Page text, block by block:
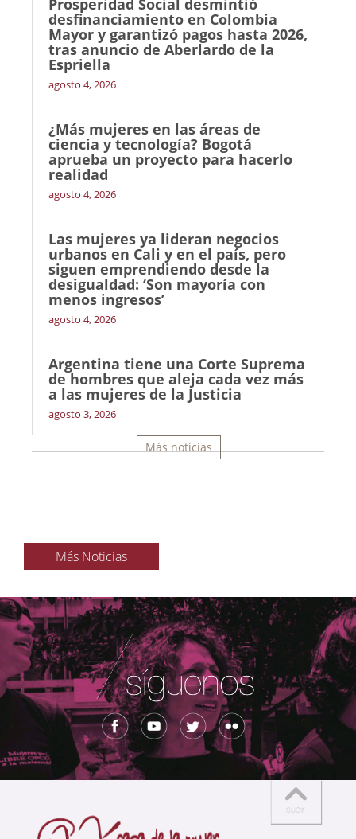
Prosperidad Social desmintió
desfinanciamiento en Colombia
Mayor y garantizó pagos hasta 2026,
tras anuncio de Aberlardo de la
Espriella
agosto 4, 2026
¿Más mujeres en las áreas de
ciencia y tecnología? Bogotá
aprueba un proyecto para hacerlo
realidad
agosto 4, 2026
Las mujeres ya lideran negocios
urbanos en Cali y en el país, pero
siguen emprendiendo desde la
desigualdad: ‘Son mayoría con
menos ingresos’
agosto 4, 2026
Argentina tiene una Corte Suprema
de hombres que aleja cada vez más
a las mujeres de la Justicia
agosto 3, 2026
Más noticias
Más Noticias